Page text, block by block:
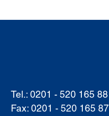
Tel.: 0201 - 520 165 88
Fax: 0201 - 520 165 87